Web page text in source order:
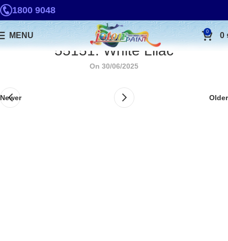
1800 9048
MENU 0 0
55151. White Lilac
On 30/06/2025
Newer Older